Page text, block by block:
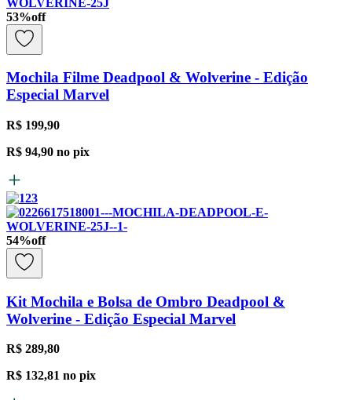
53%off
Mochila Filme Deadpool & Wolverine - Edição
Especial Marvel
R$ 199,90
R$ 94,90 no pix
54%off
Kit Mochila e Bolsa de Ombro Deadpool &
Wolverine - Edição Especial Marvel
R$ 289,80
R$ 132,81 no pix